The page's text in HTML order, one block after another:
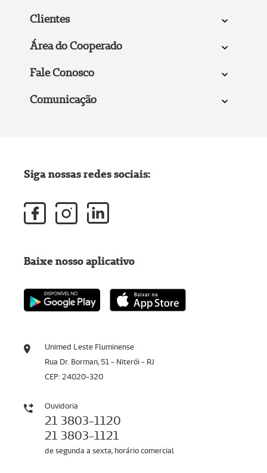
Clientes
Área do Cooperado
Fale Conosco
Comunicação
Unimed Leste Fluminense
Rua Dr. Borman, 51 - Niterói - RJ
CEP: 24020-320
Ouvidoria
21 3803-1120
21 3803-1121
de segunda a sexta, horário comercial
Siga nossas redes sociais:
Baixe nosso aplicativo